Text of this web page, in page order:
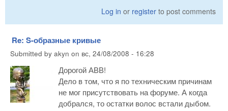
Log in or register to post comments
Re: S-образные кривые
Submitted by akyn on вс, 24/08/2008 - 16:28
Дорогой АВВ!
Дело в том, что я по техническим причинам
не мог присутствовать на форуме. А когда
добрался, то остатки волос встали дыбом.